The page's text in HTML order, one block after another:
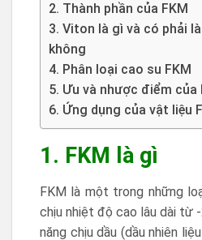
2. Thành phần của FKM
3. Viton là gì và có phải
không
4. Phân loại cao su FKM
5. Ưu và nhược điểm của
6. Ứng dụng của vật liệu
1. FKM là gì
FKM là một trong những
chịu nhiệt độ cao lâu dài từ -
năng chịu dầu (dầu nhiên